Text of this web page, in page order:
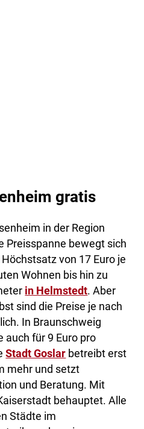
gratis
in der Region
Preisspanne bewegt sich
von 17 Euro je
Wohnen bis hin zu
in Helmstedt. Aber
sind die Preise je nach
In Braunschweig
auch für 9 Euro pro
Stadt Goslar betreibt erst
mehr und setzt
und Beratung. Mit
behauptet. Alle
Städte im